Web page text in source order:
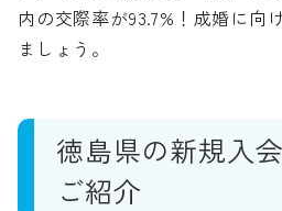
内の交際率が93.7%！成婚に向
ましょう。
徳島県の新規入
ご紹介